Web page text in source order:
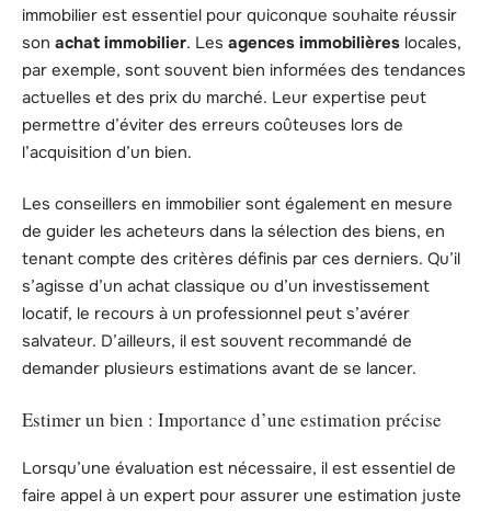
immobilier est essentiel pour quiconque souhaite réussir
son achat immobilier. Les agences immobilières locales,
par exemple, sont souvent bien informées des tendances
actuelles et des prix du marché. Leur expertise peut
permettre d’éviter des erreurs coûteuses lors de
l’acquisition d’un bien.
Les conseillers en immobilier sont également en mesure
de guider les acheteurs dans la sélection des biens, en
tenant compte des critères définis par ces derniers. Qu’il
s’agisse d’un achat classique ou d’un investissement
locatif, le recours à un professionnel peut s’avérer
salvateur. D’ailleurs, il est souvent recommandé de
demander plusieurs estimations avant de se lancer.
Estimer un bien : Importance d’une estimation précise
Lorsqu’une évaluation est nécessaire, il est essentiel de
faire appel à un expert pour assurer une estimation juste